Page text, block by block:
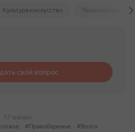
Культура и искусство Психология и
свой вопрос
17 января
#Правобережье #Волга